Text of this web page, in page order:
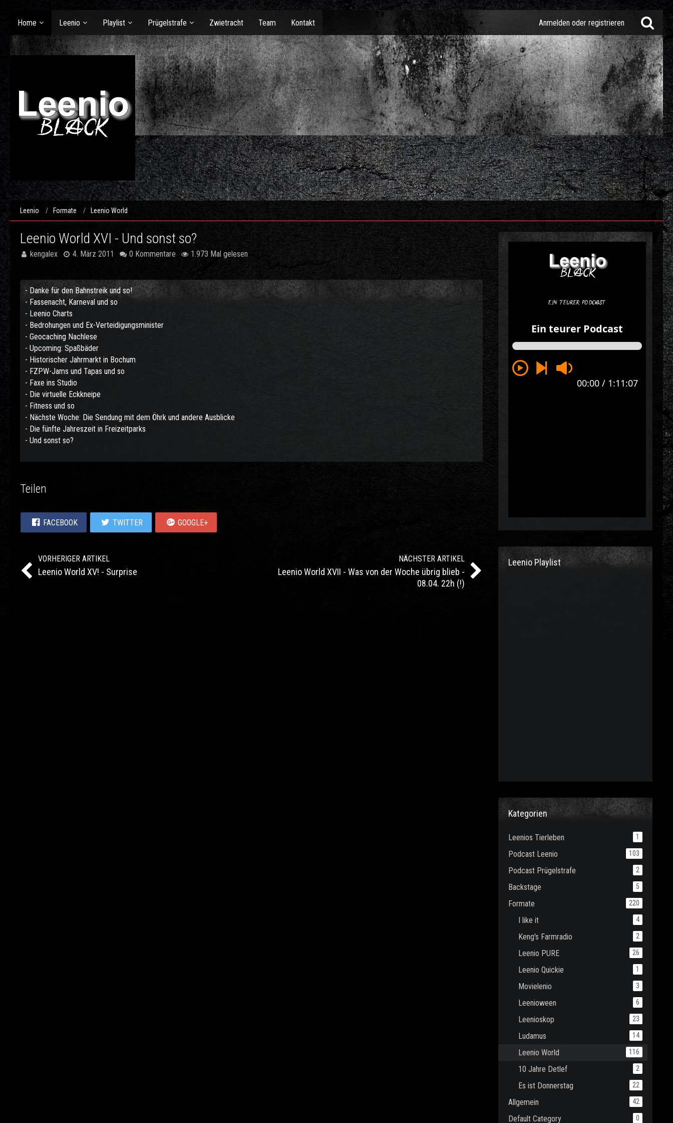
Home Leenio Playlist Prügelstrafe Zwietracht Team Kontakt Anmelden oder registrieren
Leenio Formate Leenio World
Leenio World XVI - Und sonst so?
kengalex 4. März 2011 0 Kommentare 1.973 Mal gelesen
- Danke für den Bahnstreik und so!
- Fassenacht, Karneval und so
- Leenio Charts
- Bedrohungen und Ex-Verteidigungsminister
- Geocaching Nachlese
- Upcoming: Spaßbäder
- Historischer Jahrmarkt in Bochum
- FZPW-Jams und Tapas und so
- Faxe ins Studio
- Die virtuelle Eckkneipe
- Fitness und so
- Nächste Woche: Die Sendung mit dem Öhrk und andere Ausblicke
- Die fünfte Jahreszeit in Freizeitparks
- Und sonst so?
Teilen
FACEBOOK TWITTER GOOGLE+
VORHERIGER ARTIKEL
Leenio World XV! - Surprise
NÄCHSTER ARTIKEL
Leenio World XVII - Was von der Woche übrig blieb -
08.04. 22h (!)
Leenio Playlist
Kategorien
Leenios Tierleben 1
Podcast Leenio 103
Podcast Prügelstrafe 2
Backstage 5
Formate 220
I like it 4
Keng's Farmradio 2
Leenio PURE 26
Leenio Quickie 1
Movielenio 3
Leenioween 6
Leenioskop 23
Ludamus 14
Leenio World 116
10 Jahre Detlef 2
Es ist Donnerstag 22
Allgemein 42
Default Category 0